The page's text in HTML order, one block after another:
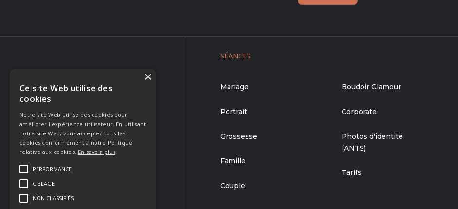
223 Rue Crillon
84310 Morières-lès-Avignon
FRANCE
Appeler
Envoyer un email
Contacter
SÉANCES
Mariage
Portrait
Grossesse
Famille
Couple
Boudoir Glamour
Corporate
Photos d'identité
(ANTS)
Tarifs
Ce site Web utilise des
cookies
Notre site Web utilise des cookies pour
améliorer l'expérience utilisateur. En utilisant
notre site Web, vous acceptez tous les
cookies conformément à notre Politique
relative aux cookies. En savoir plus
PERFORMANCE
CIBLAGE
NON CLASSIFIÉS
×